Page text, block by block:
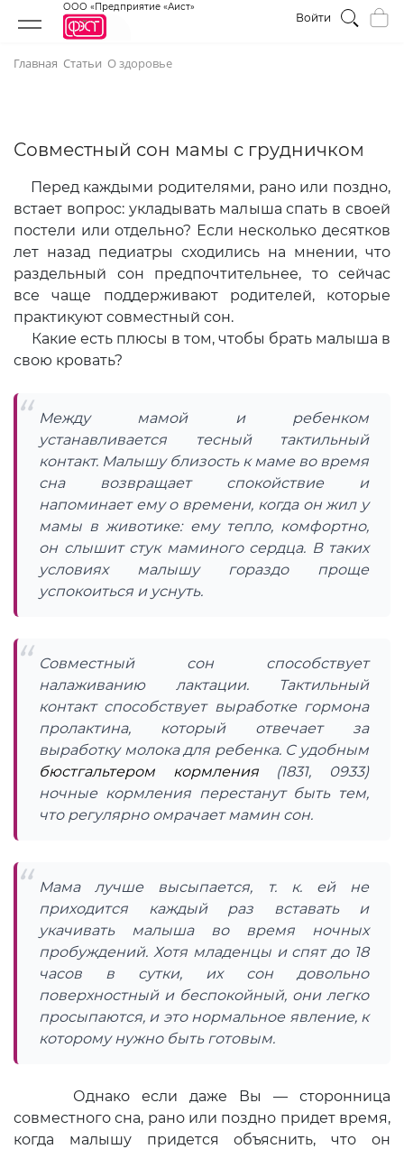
ООО «Предприятие «Аист»
Войти
Главная Статьи О здоровье
Совместный сон мамы с грудничком
Перед каждыми родителями, рано или поздно,
встает вопрос: укладывать малыша спать в своей
постели или отдельно? Если несколько десятков
лет назад педиатры сходились на мнении, что
раздельный сон предпочтительнее, то сейчас
все чаще поддерживают родителей, которые
практикуют совместный сон.
Какие есть плюсы в том, чтобы брать малыша в
свою кровать?
Между мамой и ребенком
устанавливается тесный тактильный
контакт. Малышу близость к маме во время
сна возвращает спокойствие и
напоминает ему о времени, когда он жил у
мамы в животике: ему тепло, комфортно,
он слышит стук маминого сердца. В таких
условиях малышу гораздо проще
успокоиться и уснуть.
Совместный сон способствует
налаживанию лактации. Тактильный
контакт способствует выработке гормона
пролактина, который отвечает за
выработку молока для ребенка. С удобным
бюстгальтером кормления(1831, 0933)
ночные кормления перестанут быть тем,
что регулярно омрачает мамин сон.
Мама лучше высыпается, т. к. ей не
приходится каждый раз вставать и
укачивать малыша во время ночных
пробуждений. Хотя младенцы и спят до 18
часов в сутки, их сон довольно
поверхностный и беспокойный, они легко
просыпаются, и это нормальное явление, к
которому нужно быть готовым.
Однако если даже Вы — сторонница
совместного сна, рано или поздно придет время,
когда малышу придется объяснить, что он